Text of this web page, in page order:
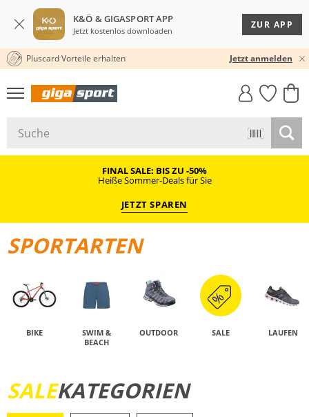
K&Ö & GIGASPORT APP
Jetzt kostenlos downloaden
ZUR APP
KOSTENLOSER VERSAND* & RÜCKVERSAND
30 TAGE RÜCKGABERECHT
Pluscard Vorteile erhalten Jetzt anmelden
GIGASTYLE
FAHRRAD­
MUST-HAVE
FINAL SALE: BIS ZU -50%
Heiße Sommer-Deals für Sie
JETZT SPAREN
SPORTARTEN
BIKE
SWIM &
BEACH
OUTDOOR SALE LAUFEN
JETZT ENTDECKEN
SALEKATEGORIEN